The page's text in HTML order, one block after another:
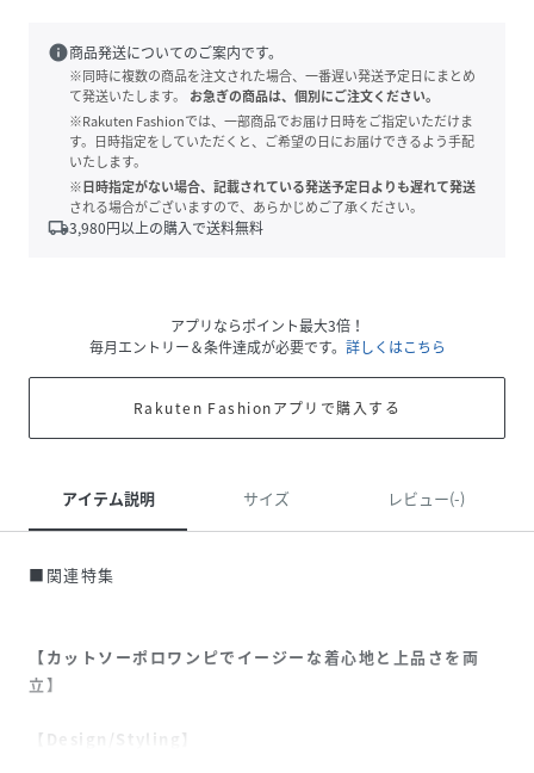
info商品発送についてのご案内です。
※同時に複数の商品を注文された場合、一番遅い発送予定日にまとめ
て発送いたします。
お急ぎの商品は、個別にご注文ください。
※Rakuten Fashionでは、一部商品でお届け日時をご指定いただけま
す。日時指定をしていただくと、ご希望の日にお届けできるよう手配
いたします。
※日時指定がない場合、記載されている発送予定日よりも遅れて発送
される場合がございますので、あらかじめご了承ください。
local_shipping3,980円以上の購入で送料無料
アプリならポイント最大3倍！
毎月エントリー＆条件達成が必要です。 詳しくはこちら
Rakuten Fashionアプリで購入する
アイテム説明 サイズ レビュー(-)
■関連特集
【カットソーポロワンピでイージーな着心地と上品さを両
立】
【Design/Styling】